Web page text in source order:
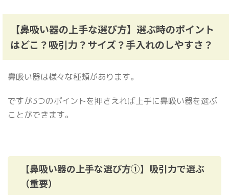
【鼻吸い器の上手な選び方】選ぶ時のポイント
はどこ？吸引力？サイズ？手入れのしやすさ？
鼻吸い器は様々な種類があります。
ですが3つのポイントを押さえれば上手に鼻吸い器を選ぶ
ことができます。
【鼻吸い器の上手な選び方①】吸引力で選ぶ
（重要）